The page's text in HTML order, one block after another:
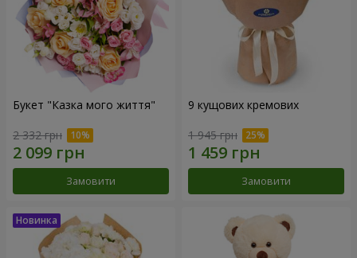
Букет "Казка мого життя"
2 332 грн
Замовити
9 кущових кремових
1 945 грн
Замовити